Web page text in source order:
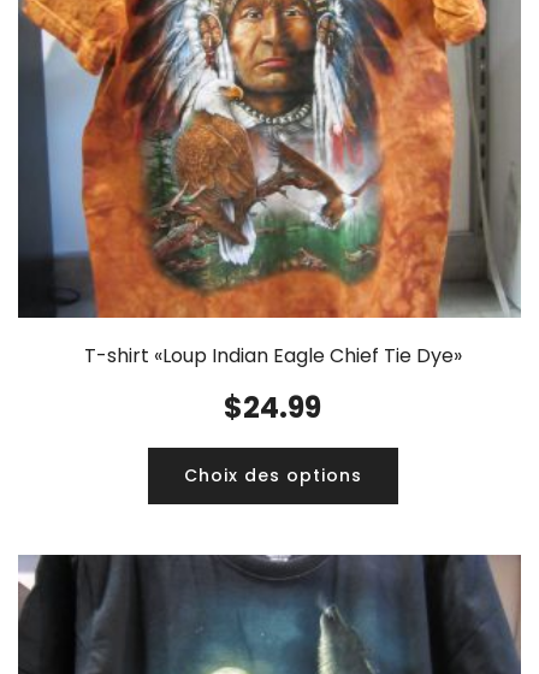
T-shirt «Loup Indian Eagle Chief Tie Dye»
$24.99
Choix des options